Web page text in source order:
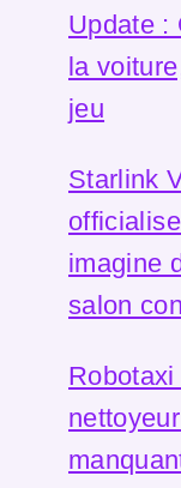
Update :
la
jeu
Starlink
imagine
salon
Robotaxi